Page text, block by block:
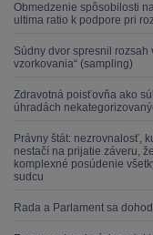
Obmedzenie spôsobilosti
ultima ratio k podpore pri
Súdny dvor spresnil rozsah
vzorkovania“ (sampling)
Zdravotná poisťovňa ako
úhradách
Právny štát: nezrovnalosť,
nestačí na prijatie záveru,
komplexné posúdenie
sudcu
Rada a Parlament sa